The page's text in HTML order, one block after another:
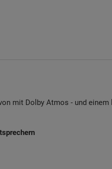
mit Dolby Atmos - und